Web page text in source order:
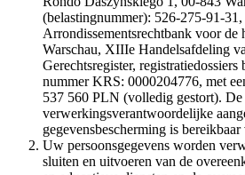
(belastingnummer): 526-275-91-
Arrondissementsrechtbank voor de
Warschau, XIIIe Handelsafdeling
Gerechtsregister,
nummer KRS: 0000204776, met
537 560 PLN (volledig gestort). De
verwerkingsverantwoordelijke
gegevensbescherming is
Uw persoonsgegevens worden
sluiten en uitvoeren van de